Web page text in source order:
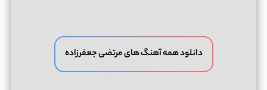
دانلود همه آهنگ های مرتضی جعفرزاده